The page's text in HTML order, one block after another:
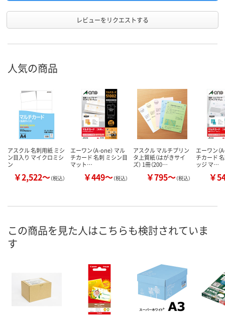
レビューをリクエストする
人気の商品
アスクル 名刺用紙 ミシ
ン目入り マイクロミシ
ン
￥2,522～（税込）
エーワン（A-one） マル
チカード 名刺 ミシン目
マット…
￥449～（税込）
アスクル マルチプリン
タ上質紙（はがきサイ
ズ） 1冊（200…
￥795～（税込）
エーワン（
チカード
ッジ マ…
￥
この商品を見た人はこちらも検討されていま
す